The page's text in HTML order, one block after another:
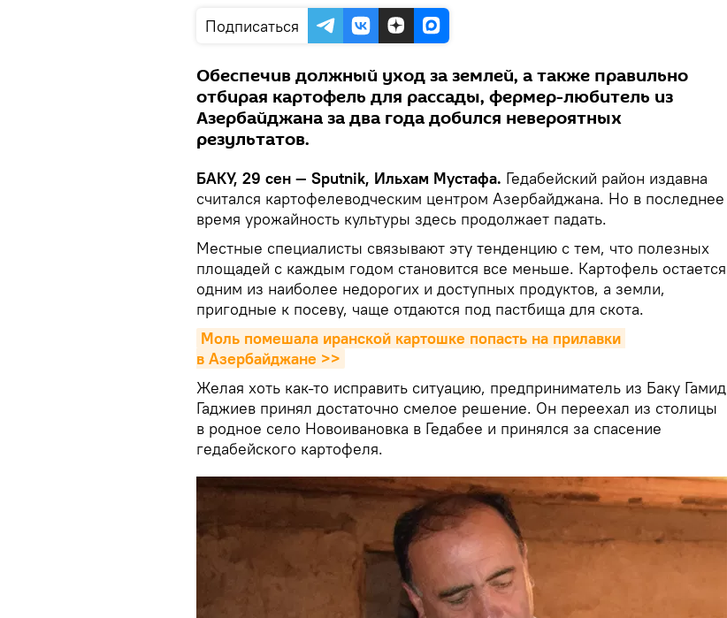
Подписаться
Обеспечив должный уход за землей, а также правильно
отбирая картофель для рассады, фермер-любитель из
Азербайджана за два года добился невероятных
результатов.
БАКУ, 29 сен — Sputnik, Ильхам Мустафа. Гедабейский район издавна
считался картофелеводческим центром Азербайджана. Но в последнее
время урожайность культуры здесь продолжает падать.
Местные специалисты связывают эту тенденцию с тем, что полезных
площадей с каждым годом становится все меньше. Картофель остается
одним из наиболее недорогих и доступных продуктов, а земли,
пригодные к посеву, чаще отдаются под пастбища для скота.
Моль помешала иранской картошке попасть на прилавки
в Азербайджане >>
Желая хоть как-то исправить ситуацию, предприниматель из Баку Гамид
Гаджиев принял достаточно смелое решение. Он переехал из столицы
в родное село Новоивановка в Гедабее и принялся за спасение
гедабейского картофеля.